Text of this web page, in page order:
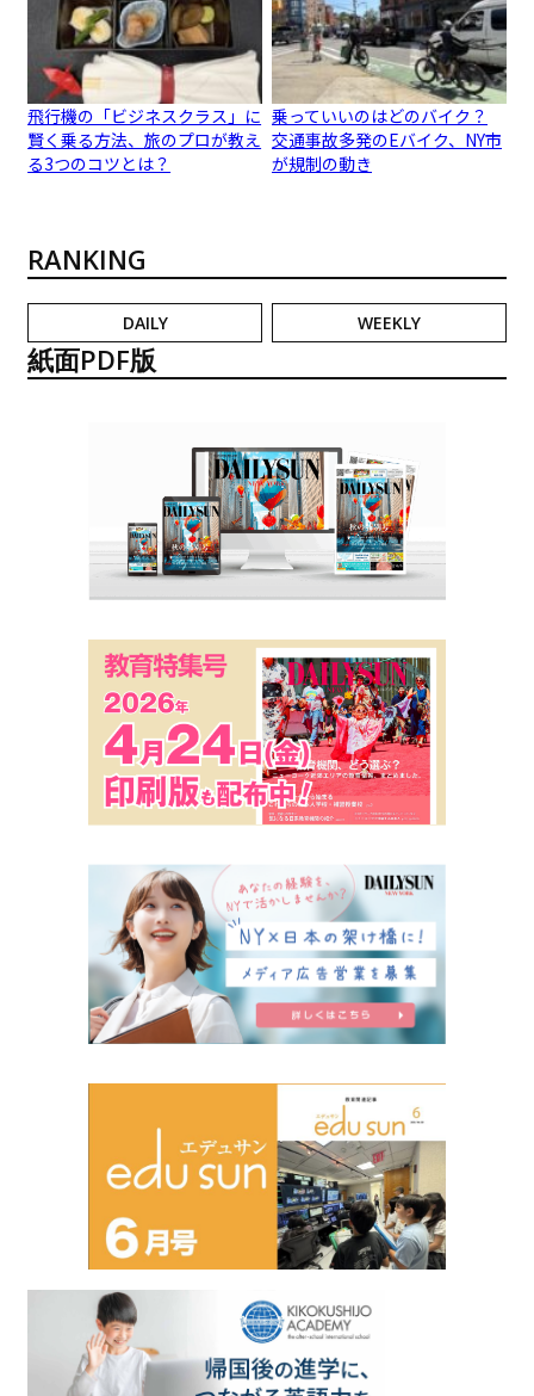
飛行機の「ビジネスクラス」に
賢く乗る方法、旅のプロが教え
る3つのコツとは？
乗っていいのはどのバイク？
交通事故多発のEバイク、NY市
が規制の動き
RANKING
DAILY WEEKLY
紙面PDF版